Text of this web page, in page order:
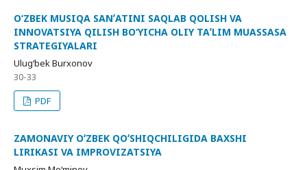
O‘ZBEK MUSIQA SANʼATINI SAQLAB QOLISH VA
INNOVATSIYA QILISH BO‘YICHA OLIY TAʼLIM MUASSASA
STRATEGIYALARI
Ulug‘bek Burxonov
30-33
PDF
ZAMONAVIY OʻZBEK QOʻSHIQCHILIGIDA BAXSHI
LIRIKASI VA IMPROVIZATSIYA